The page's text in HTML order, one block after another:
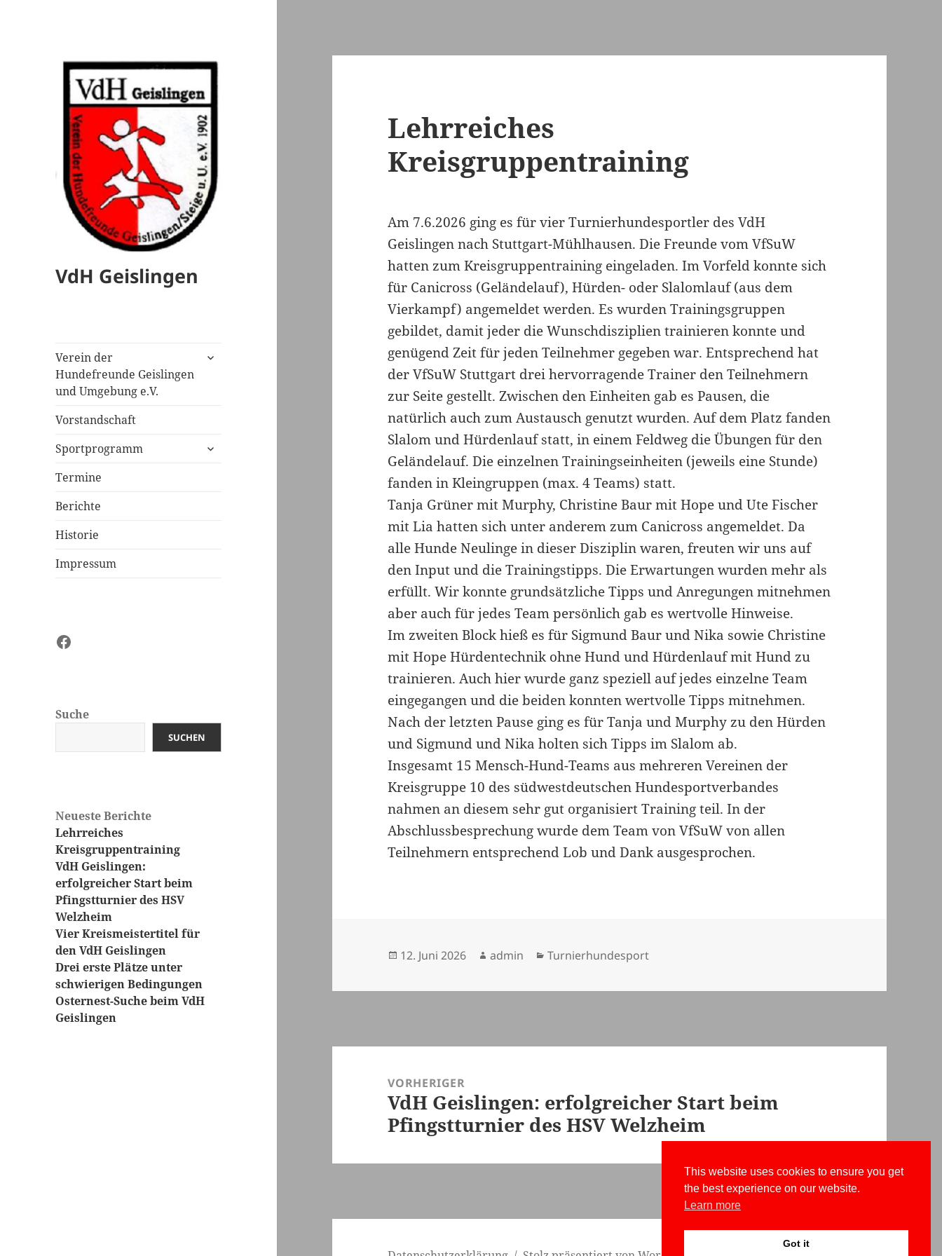
VdH Geislingen
Verein der
Hundefreunde Geislingen
und Umgebung e.V.
untermenü
Vorstandschaft
Sportprogramm
untermenü
Termine
Berichte
Historie
Impressum
Facebook
Suche
SUCHEN
Neueste Berichte
Lehrreiches
Kreisgruppentraining
VdH Geislingen:
erfolgreicher Start beim
Pfingstturnier des HSV
Welzheim
Vier Kreismeistertitel für
den VdH Geislingen
Drei erste Plätze unter
schwierigen Bedingungen
Osternest-Suche beim VdH
Geislingen
Lehrreiches
Kreisgruppentraining
Am 7.6.2026 ging es für vier Turnierhundesportler des VdH
Geislingen nach Stuttgart-Mühlhausen. Die Freunde vom VfSuW
hatten zum Kreisgruppentraining eingeladen. Im Vorfeld konnte sich
für Canicross (Geländelauf), Hürden- oder Slalomlauf (aus dem
Vierkampf) angemeldet werden. Es wurden Trainingsgruppen
gebildet, damit jeder die Wunschdisziplien trainieren konnte und
genügend Zeit für jeden Teilnehmer gegeben war. Entsprechend hat
der VfSuW Stuttgart drei hervorragende Trainer den Teilnehmern
zur Seite gestellt. Zwischen den Einheiten gab es Pausen, die
natürlich auch zum Austausch genutzt wurden. Auf dem Platz fanden
Slalom und Hürdenlauf statt, in einem Feldweg die Übungen für den
Geländelauf. Die einzelnen Trainingseinheiten (jeweils eine Stunde)
fanden in Kleingruppen (max. 4 Teams) statt.
Tanja Grüner mit Murphy, Christine Baur mit Hope und Ute Fischer
mit Lia hatten sich unter anderem zum Canicross angemeldet. Da
alle Hunde Neulinge in dieser Disziplin waren, freuten wir uns auf
den Input und die Trainingstipps. Die Erwartungen wurden mehr als
erfüllt. Wir konnte grundsätzliche Tipps und Anregungen mitnehmen
aber auch für jedes Team persönlich gab es wertvolle Hinweise.
Im zweiten Block hieß es für Sigmund Baur und Nika sowie Christine
mit Hope Hürdentechnik ohne Hund und Hürdenlauf mit Hund zu
trainieren. Auch hier wurde ganz speziell auf jedes einzelne Team
eingegangen und die beiden konnten wertvolle Tipps mitnehmen.
Nach der letzten Pause ging es für Tanja und Murphy zu den Hürden
und Sigmund und Nika holten sich Tipps im Slalom ab.
Insgesamt 15 Mensch-Hund-Teams aus mehreren Vereinen der
Kreisgruppe 10 des südwestdeutschen Hundesportverbandes
nahmen an diesem sehr gut organisiert Training teil. In der
Abschlussbesprechung wurde dem Team von VfSuW von allen
Teilnehmern entsprechend Lob und Dank ausgesprochen.
Veröffentlicht
12. Juni 2026 Autor
admin Kategorien
Turnierhundesport
VORHERIGER
Vorheriger
Beitrag:
VdH Geislingen: erfolgreicher Start beim
Pfingstturnier des HSV Welzheim
This website uses cookies to ensure you get
the best experience on our website.
Learn more
Got it